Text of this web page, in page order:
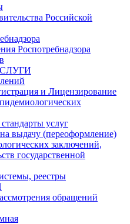
Российской
Роспотребнадзора
и Лицензирование
услуг
выдачу (переоформление)
заключений,
государственной
реестры
обращений